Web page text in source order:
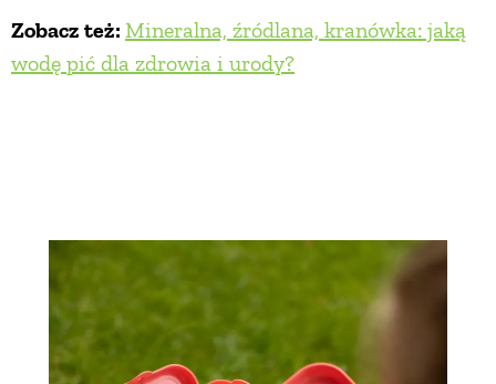
Zobacz też: Mineralna, źródlana, kranówka: jaką
wodę pić dla zdrowia i urody?